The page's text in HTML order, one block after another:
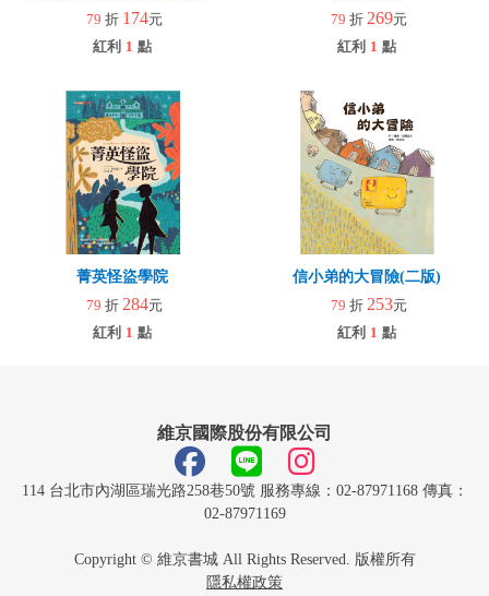
79 折 174元
紅利 1 點
79 折 269元
紅利 1 點
菁英怪盜學院
79 折 284元
紅利 1 點
信小弟的大冒險(二版)
79 折 253元
紅利 1 點
維京國際股份有限公司
114 台北市內湖區瑞光路258巷50號 服務專線：02-87971168 傳真：
02-87971169
Copyright © 維京書城 All Rights Reserved. 版權所有
隱私權政策